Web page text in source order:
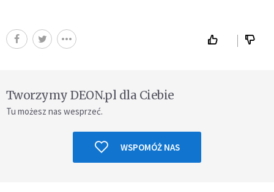
Tworzymy DEON.pl dla Ciebie
Tu możesz nas wesprzeć.
WSPOMÓŻ NAS